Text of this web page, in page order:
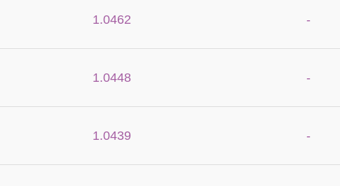
1.0462 -
1.0448 -
1.0439 -